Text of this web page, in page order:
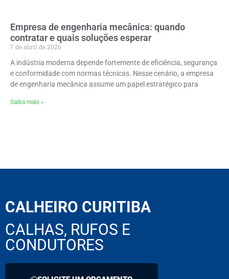
Empresa de engenharia mecânica: quando
contratar e quais soluções esperar
7 de abril de 2026
A indústria moderna depende fortemente de eficiência, segurança
e conformidade com normas técnicas. Nesse cenário, a empresa
de engenharia mecânica assume um papel estratégico para
Saiba mais »
CALHEIRO CURITIBA
CALHAS, RUFOS E
CONDUTORES